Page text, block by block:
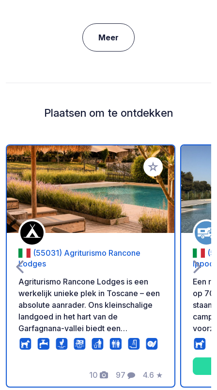
Meer
Plaatsen om te ontdekken
Voeg toe aan je
(55031) Agriturismo Rancone
Lodges
Agriturismo Rancone Lodges is een
werkelijk unieke plek in Toscane – een
absolute aanrader. Ons kleinschalige
landgoed in het hart van de
Garfagnana-vallei biedt een
fantastische mix van luxe glamping,
comfortabele kampeerplaatsen en een
spelen hier een grote rol in het
dagelijks leven: honden, katten,
10
Foto's
97
Commentaren
4.6
Beoordeling
★
Een
op
de
een